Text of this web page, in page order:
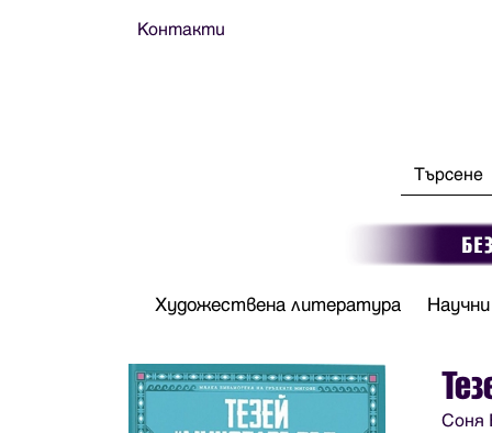
Контакти
Художествена литература
Соня